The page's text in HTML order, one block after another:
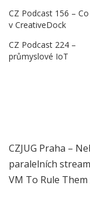
CZ Podcast 156 –
v CreativeDock
CZ Podcast 224 –
průmyslové IoT
Navigace
pro
CZJUG Praha –
paralelních
VM To Rule Them